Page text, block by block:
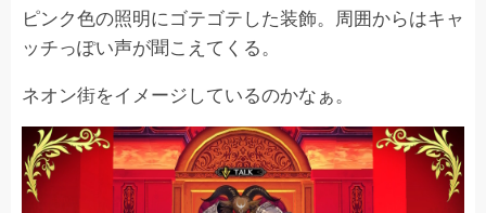
ピンク色の照明にゴテゴテした装飾。周囲からはキャ
ッチっぽい声が聞こえてくる。
ネオン街をイメージしているのかなぁ。